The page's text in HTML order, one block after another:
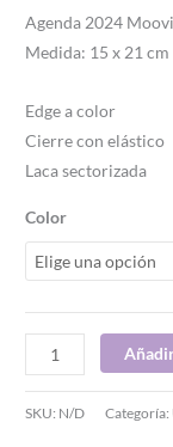
Agenda 2024
Medida: 15 x 21 cm
Edge a color
Cierre con elástico
Laca sectorizada
Color
SKU: N/D Categoría: